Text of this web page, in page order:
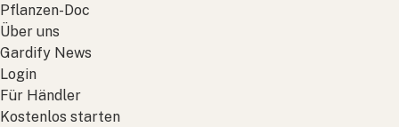
Pflanzen-Doc
Über uns
Gardify News
Login
Für Händler
Kostenlos starten